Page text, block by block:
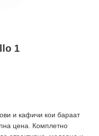
1
и кафичи кои бараат
цена. Комплетно